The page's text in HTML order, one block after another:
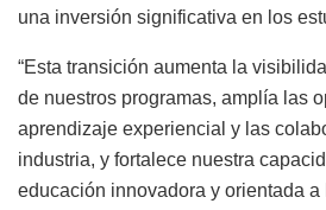
una inversión significativa en los
“Esta transición aumenta la
de nuestros programas, amplía las
aprendizaje experiencial y las
industria, y fortalece nuestra
educación innovadora y orientada a